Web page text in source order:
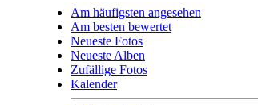
Am häufigsten angesehen
Am besten bewertet
Neueste Fotos
Neueste Alben
Zufällige Fotos
Kalender